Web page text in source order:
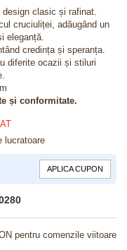
clasic și rafinat.
cruciuliței, adăugând un
eleganță.
credința și speranța.
diferite ocazii și stiluri
și conformitate.
lucratoare
APLICA CUPON
pentru comenzile viitoare